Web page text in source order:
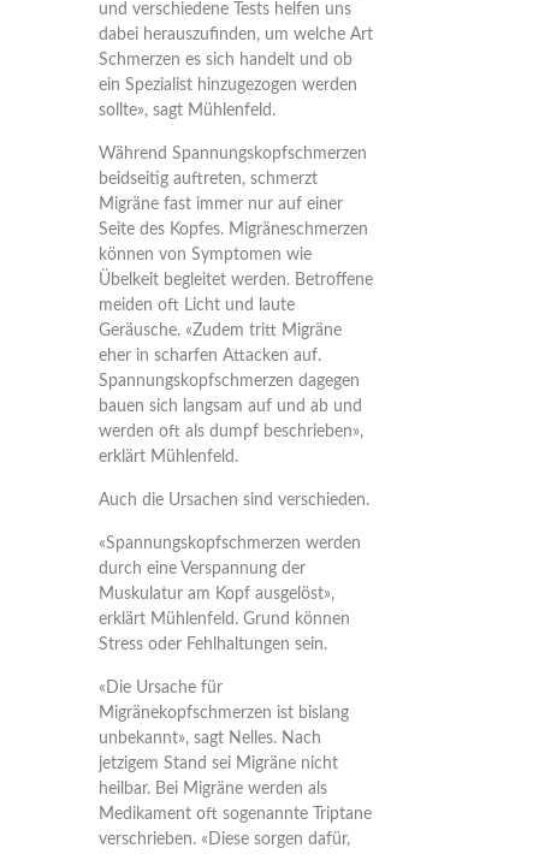
und verschiedene Tests helfen uns
dabei herauszufinden, um welche Art
Schmerzen es sich handelt und ob
ein Spezialist hinzugezogen werden
sollte», sagt Mühlenfeld.
Während Spannungskopfschmerzen
beidseitig auftreten, schmerzt
Migräne fast immer nur auf einer
Seite des Kopfes. Migräneschmerzen
können von Symptomen wie
Übelkeit begleitet werden. Betroffene
meiden oft Licht und laute
Geräusche. «Zudem tritt Migräne
eher in scharfen Attacken auf.
Spannungskopfschmerzen dagegen
bauen sich langsam auf und ab und
werden oft als dumpf beschrieben»,
erklärt Mühlenfeld.
Auch die Ursachen sind verschieden.
«Spannungskopfschmerzen werden
durch eine Verspannung der
Muskulatur am Kopf ausgelöst»,
erklärt Mühlenfeld. Grund können
Stress oder Fehlhaltungen sein.
«Die Ursache für
Migränekopfschmerzen ist bislang
unbekannt», sagt Nelles. Nach
jetzigem Stand sei Migräne nicht
heilbar. Bei Migräne werden als
Medikament oft sogenannte Triptane
verschrieben. «Diese sorgen dafür,